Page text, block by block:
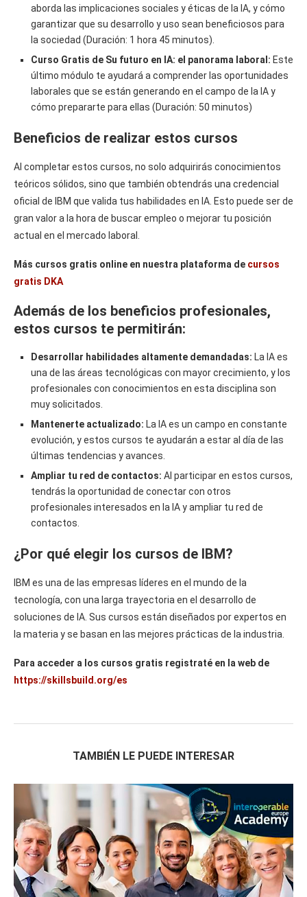
aborda las implicaciones sociales y éticas de la IA, y cómo
garantizar que su desarrollo y uso sean beneficiosos para
la sociedad (Duración: 1 hora 45 minutos).
Curso Gratis de Su futuro en IA: el panorama laboral: Este
último módulo te ayudará a comprender las oportunidades
laborales que se están generando en el campo de la IA y
cómo prepararte para ellas (Duración: 50 minutos)
Beneficios de realizar estos cursos
Al completar estos cursos, no solo adquirirás conocimientos
teóricos sólidos, sino que también obtendrás una credencial
oficial de IBM que valida tus habilidades en IA. Esto puede ser de
gran valor a la hora de buscar empleo o mejorar tu posición
actual en el mercado laboral.
Más cursos gratis online en nuestra plataforma de cursos
gratis DKA
Además de los beneficios profesionales,
estos cursos te permitirán:
Desarrollar habilidades altamente demandadas: La IA es
una de las áreas tecnológicas con mayor crecimiento, y los
profesionales con conocimientos en esta disciplina son
muy solicitados.
Mantenerte actualizado: La IA es un campo en constante
evolución, y estos cursos te ayudarán a estar al día de las
últimas tendencias y avances.
Ampliar tu red de contactos: Al participar en estos cursos,
tendrás la oportunidad de conectar con otros
profesionales interesados en la IA y ampliar tu red de
contactos.
¿Por qué elegir los cursos de IBM?
IBM es una de las empresas líderes en el mundo de la
tecnología, con una larga trayectoria en el desarrollo de
soluciones de IA. Sus cursos están diseñados por expertos en
la materia y se basan en las mejores prácticas de la industria.
Para acceder a los cursos gratis registraté en la web de
https://skillsbuild.org/es
TAMBIÉN LE PUEDE INTERESAR